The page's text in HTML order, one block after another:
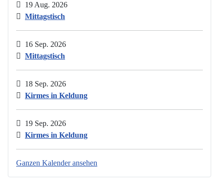
19 Aug. 2026
Mittagstisch
16 Sep. 2026
Mittagstisch
18 Sep. 2026
Kirmes in Keldung
19 Sep. 2026
Kirmes in Keldung
Ganzen Kalender ansehen